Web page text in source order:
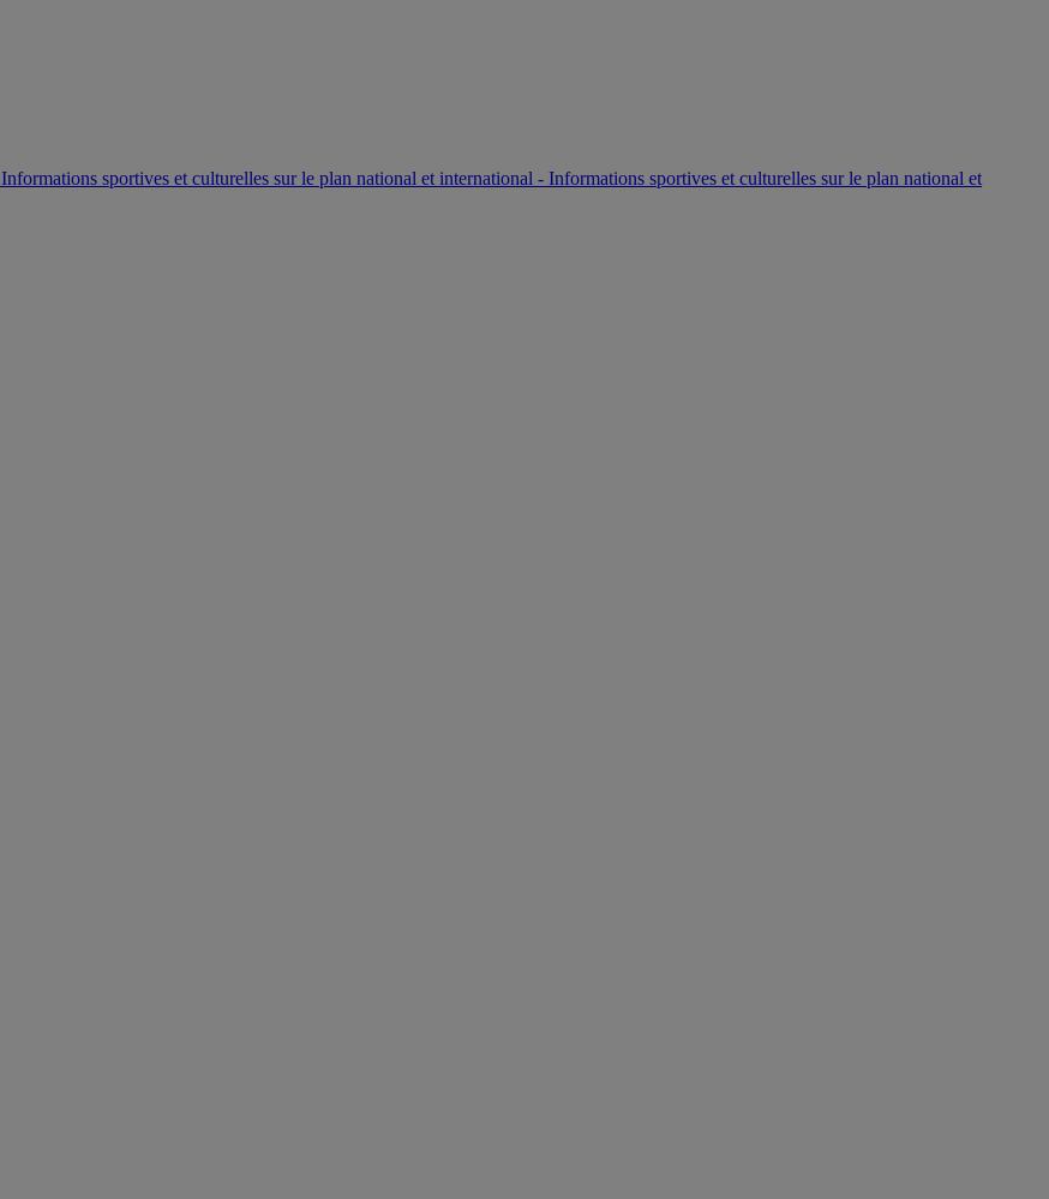
Informations sportives et culturelles sur le plan national et international - Informations sportives et culturelles sur le plan national et